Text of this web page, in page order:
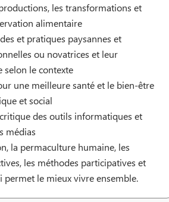
les transformations et
alimentaire
et pratiques paysannes et
ou novatrices et leur
selon le contexte
une meilleure santé et le bien-être
et social
des outils informatiques et
médias
la permaculture humaine, les
les méthodes participatives et
permet le mieux vivre ensemble.